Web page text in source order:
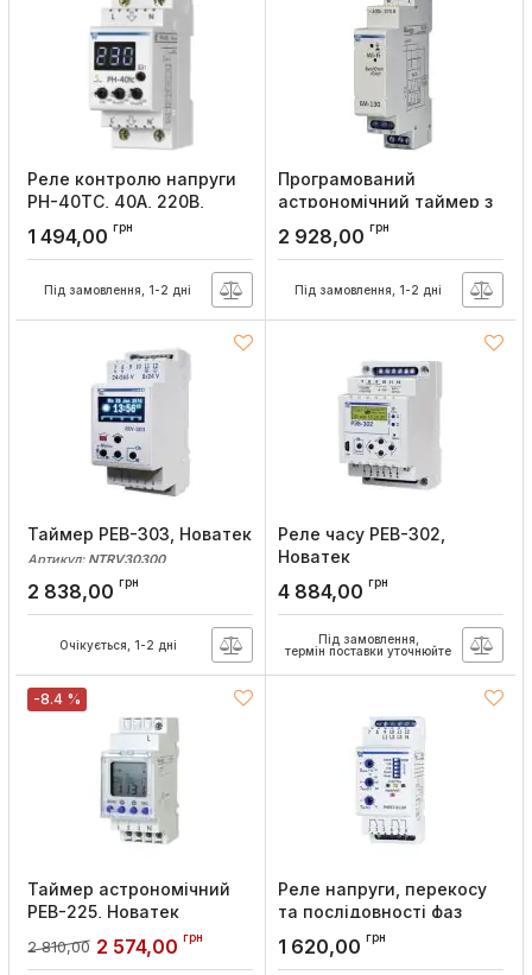
Реле контролю напруги
РН-40ТС, 40А, 220В,
Артикул:
1 494,00 грн
Під замовлення, 1-2 дні
Програмований
астрономічний таймер з
WI-FI ЕМ-130 (Standart),
Новатек
2 928,00 грн
Під замовлення, 1-2 дні
Таймер РЕВ-303, Новатек
Артикул: NTRV30300
2 838,00 грн
Очікується, 1-2 дні
Реле часу РЕВ-302,
Новатек
Артикул: NTRV30200
4 884,00 грн
Під замовлення,
термін поставки уточнюйте
-8.4 %
Таймер астрономічний
РЕВ-225, Новатек
Артикул:NTRV22500
2 810,00 2 574,00 грн
Реле напруги, перекосу
та послідовності фаз
RNPP-311M.24, Новатек
Артикул:
1 620,00 грн